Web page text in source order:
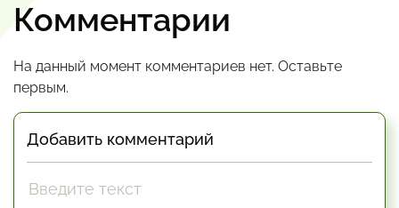
Комментарии
На данный момент комментариев нет. Оставьте
первым.
Добавить комментарий